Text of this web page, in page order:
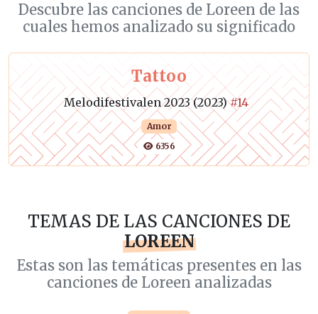
Descubre las canciones de Loreen de las
cuales hemos analizado su significado
Tattoo
Melodifestivalen 2023 (2023)#14
Amor
6356
TEMAS DE LAS CANCIONES DE
LOREEN
Estas son las temáticas presentes en las
canciones de Loreen analizadas